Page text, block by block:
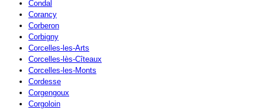
Condal
Corancy
Corberon
Corbigny
Corcelles-les-Arts
Corcelles-lès-Cîteaux
Corcelles-les-Monts
Cordesse
Corgengoux
Corgoloin